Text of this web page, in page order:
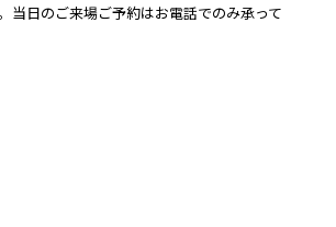
当日のご来場ご予約はお電話でのみ承って